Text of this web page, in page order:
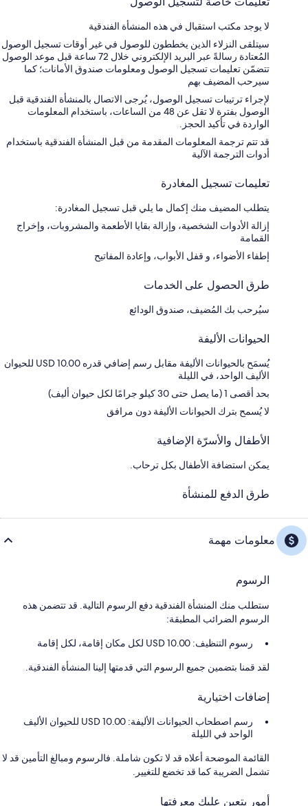
لا يوجد مكتب استقبال في هذه المنشأة الفندقية
سيتلقى النزلاء الذين يخططون للوصول في غير أوقات تسجيل الوصول
المُعتادة رسالةً عبر البريد الإلكتروني خلال 72 ساعة قبل موعد الوصول
تتضمّن تعليمات تسجيل الوصول ومعلومات صندوق الأمانات؛ كما
سيرحب المضيف بهم
لإجراء ترتيبات تسجيل الوصول، يُرجى الاتصال بالمنشأة الفندقية قبل
الوصول بفترة لا تقل عن 48 من الساعات، باستخدام المعلومات
الواردة في تأكيد الحجز.
قد تتم ترجمة المعلومات المقدمة من قبل المنشأة الفندقية باستخدام
أدوات الترجمة الآلية
تعليمات تسجيل المغادرة
يتطلب المضيف منك إكمال ما يلي قبل تسجيل المغادرة:
إزالة الأدوات الشخصية، وإزالة بقايا الأطعمة والمشروبات، وإخراج
القمامة
إطفاء الأضواء، و قفل الأبواب، وإعادة المفاتيح
طرق الحصول على الخدمات
سيُرحب بك المُضيف، صندوق الودائع
الحيوانات الأليفة
يُسمَح بالحيوانات الأليفة مقابل رسم إضافي قدره USD 10.00 للحيوان
الأليف الواحد، في الليلة
بحد أقصى 1 (ما يصل حتى 30 كيلو جرامًا لكل حيوان أليف)
لا يُسمح بترك الحيوانات الأليفة دون مرافق
الأطفال والأسرّة الإضافية
يمكن استضافة الأطفال بكل ترحاب.
طرق الدفع للمنشأة
معلومات مهمة
الرسوم
ستطلب منك المنشأة الفندقية دفع الرسوم التالية. قد تتضمن هذه
الرسوم الضرائب المطبقة:
رسوم التنظيف: 10.00 USD لكل مكان إقامة، لكل إقامة
لقد قمنا بتضمين جميع الرسوم التي قدمتها إلينا المنشأة الفندقية.
إضافات اختيارية
رسم اصطحاب الحيوانات الأليفة: 10.00 USD للحيوان الأليف
الواحد في الليلة
القائمة الموضحة أعلاه قد لا تكون شاملة. فالرسوم ومبالغ التأمين قد لا
تشمل الضريبة كما قد تخضع للتغيير.
أمور يتعين عليك معرفتها